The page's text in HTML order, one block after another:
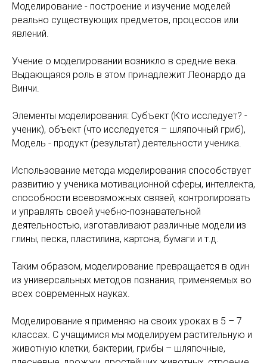
Моделирование - построение и изучение моделей
реально существующих предметов, процессов или
явлений.
Учение о моделировании возникло в средние века.
Выдающаяся роль в этом принадлежит Леонардо да
Винчи.
Элементы моделирования: Субъект (Кто исследует? -
ученик), объект (что исследуется – шляпочный гриб),
Модель - продукт (результат) деятельности ученика.
Использование метода моделирования способствует
развитию у ученика мотивационной сферы, интеллекта,
способности всевозможных связей, контролировать
и управлять своей учебно-познавательной
деятельностью, изготавливают различные модели из
глины, песка, пластилина, картона, бумаги и т.д.
Таким образом, моделирование превращается в один
из универсальных методов познания, применяемых во
всех современных науках.
Моделирование я применяю на своих уроках в 5 – 7
классах. С учащимися мы моделируем растительную и
животную клетки, бактерии, грибы – шляпочные,